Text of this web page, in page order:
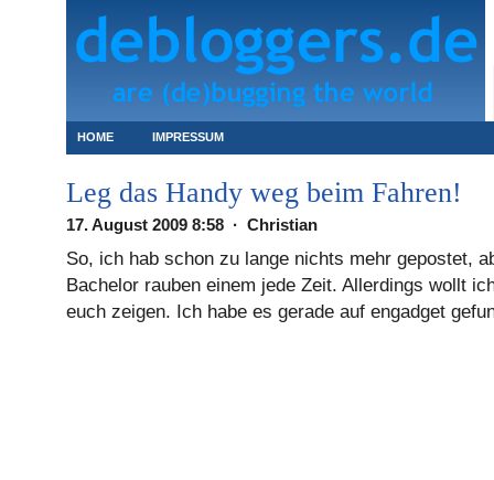
HOME IMPRESSUM
Leg das Handy weg beim Fahren!
17. August 2009 8:58 · Christian
So, ich hab schon zu lange nichts mehr gepostet,
Bachelor rauben einem jede Zeit. Allerdings wollt
euch zeigen. Ich habe es gerade auf engadget